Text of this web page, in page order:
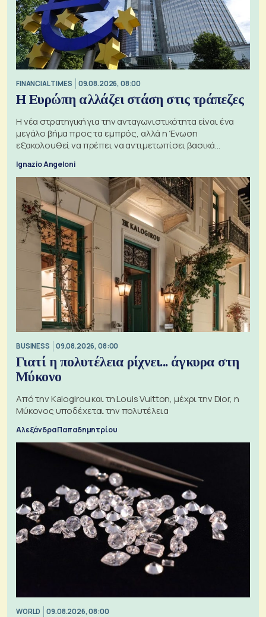
FINANCIAL TIMES 09.08.2026, 08:00
Η Ευρώπη αλλάζει στάση στις τράπεζες
Η νέα στρατηγική για την ανταγωνιστικότητα είναι ένα
μεγάλο βήμα προς τα εμπρός, αλλά η Ένωση
εξακολουθεί να πρέπει να αντιμετωπίσει βασικά
Ignazio Angeloni
BUSINESS 09.08.2026, 08:00
Γιατί η πολυτέλεια ρίχνει... άγκυρα στη
Μύκονο
Από την Kalogirou και τη Louis Vuitton, μέχρι την Dior, η
Μύκονος υποδέχεται την πολυτέλεια
Αλεξάνδρα Παπαδημητρίου
WORLD 09.08.2026, 08:00